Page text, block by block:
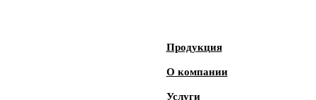
Продукция
О компании
Услуги